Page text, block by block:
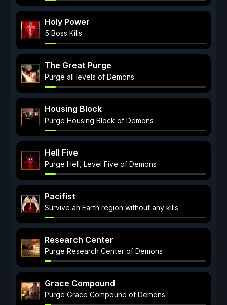
Holy Power
5 Boss Kills
The Great Purge
Purge all levels of Demons
Housing Block
Purge Housing Block of Demons
Hell Five
Purge Hell, Level Five of Demons
Pacifist
Survive an Earth region without any kills
Research Center
Purge Research Center of Demons
Grace Compound
Purge Grace Compound of Demons